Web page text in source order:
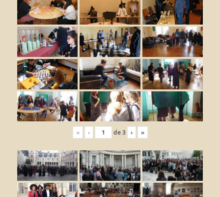
« ‹ de3 › »